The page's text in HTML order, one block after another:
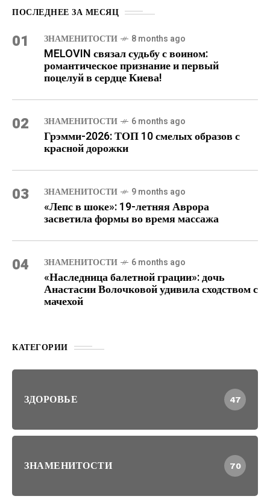
ПОСЛЕДНЕЕ ЗА МЕСЯЦ
01 ЗНАМЕНИТОСТИ 8 months ago
MELOVIN связал судьбу с воином:
романтическое признание и первый
поцелуй в сердце Киева!
02 ЗНАМЕНИТОСТИ 6 months ago
Грэмми-2026: ТОП 10 смелых образов с
красной дорожки
03 ЗНАМЕНИТОСТИ 9 months ago
«Лепс в шоке»: 19-летняя Аврора
засветила формы во время массажа
04 ЗНАМЕНИТОСТИ 6 months ago
«Наследница балетной грации»: дочь
Анастасии Волочковой удивила сходством с
мачехой
КАТЕГОРИИ
ЗДОРОВЬЕ 47
ЗНАМЕНИТОСТИ 70